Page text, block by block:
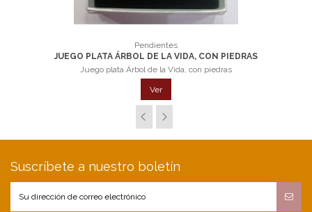
Pendientes
JUEGO PLATA ÁRBOL DE LA VIDA, CON PIEDRAS
Juego plata Árbol de la Vida, con piedras
Ver
Suscríbete a nuestro boletín